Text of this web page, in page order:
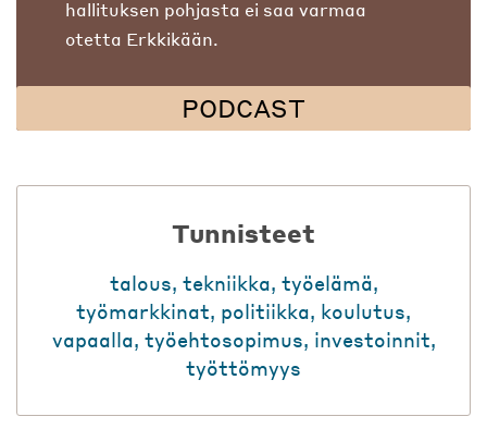
hallituksen pohjasta ei saa varmaa
otetta Erkkikään.
PODCAST
Tunnisteet
talous, tekniikka, työelämä,
työmarkkinat, politiikka, koulutus,
vapaalla, työehtosopimus, investoinnit,
työttömyys